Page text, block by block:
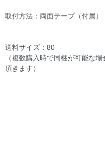
取付方法：両面テープ（付属）
送料サイズ：80
（複数購入時で同梱が可能な
頂きます）